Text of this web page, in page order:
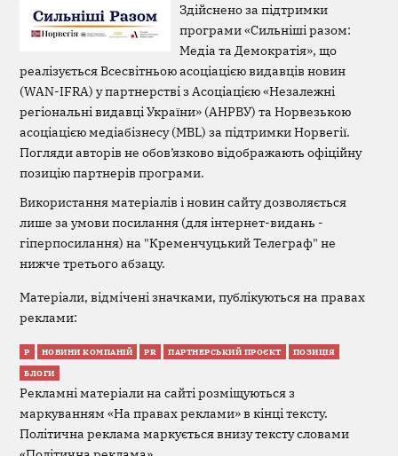
Здійснено за підтримки
програми «Сильніші разом:
Медіа та Демократія», що
реалізується Всесвітньою асоціацією видавців новин
(WAN-IFRA) у партнерстві з Асоціацією «Незалежні
регіональні видавці України» (АНРВУ) та Норвезькою
асоціацією медіабізнесу (MBL) за підтримки Норвегії.
Погляди авторів не обов’язково відображають офіційну
позицію партнерів програми.
Використання матеріалів і новин сайту дозволяється
лише за умови посилання (для інтернет-видань -
гіперпосилання) на "Кременчуцький Телеграф" не
нижче третього абзацу.
Матеріали, відмічені значками, публікуються на правах
реклами:
Р НОВИНИ КОМПАНІЙ PR ПАРТНЕРСЬКИЙ ПРОЄКТ ПОЗИЦІЯ
БЛОГИ
Рекламні матеріали на сайті розміщуються з
маркуванням «На правах реклами» в кінці тексту.
Політична реклама маркується внизу тексту словами